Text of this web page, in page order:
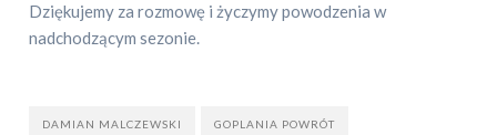
Dziękujemy za rozmowę i życzymy powodzenia w
nadchodzącym sezonie.
DAMIAN MALCZEWSKI GOPLANIA POWRÓT